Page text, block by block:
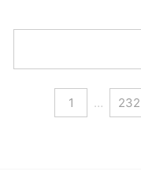
1 … 232